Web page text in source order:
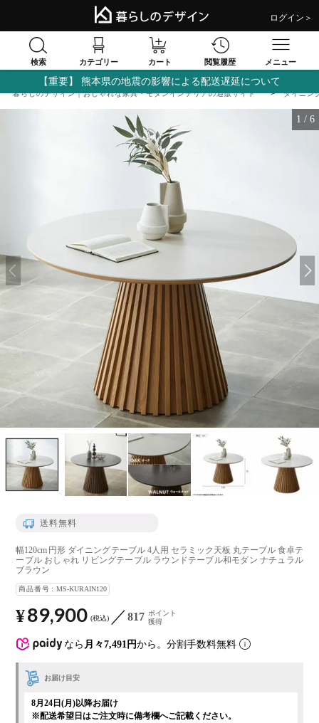
ログイン＞
検索 カテゴリー カート 閲覧履歴 メニュー
【重要】 熊本県の地震の影響による配送遅延について
暮らしのデザイン｜おしゃれな家具・モダンインテリアの通販サイト ダイニン
1 / 6
送料無料
幅120cm 円形 ダイニングテーブル 4人用 セラミック天板 丸テーブル 食卓テ
ーブル おしゃれ リビングテーブル ラウンドテーブル和モダン ナチュラル
ブラウン
商品番号 MS-KURAIN120
なら 月々7,491円から。分割手数料無料
¥89,900 税込 817 ポイント
獲得
お届け目安
8月24日(月)以降お届け
※配送希望日はご注文時に備考欄へご記載ください。